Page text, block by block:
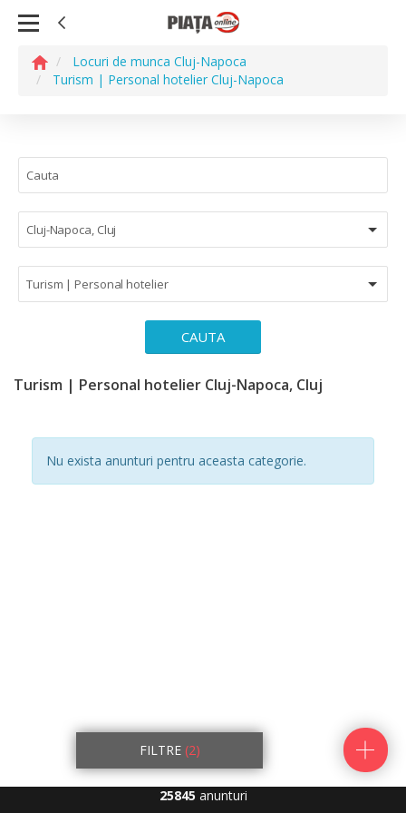
Locuri de munca Cluj-Napoca
Turism | Personal hotelier Cluj-Napoca
Cluj-Napoca, Cluj
Turism | Personal hotelier
CAUTA
Turism | Personal hotelier Cluj-Napoca, Cluj
Nu exista anunturi pentru aceasta categorie.
FILTRE (2)
25845 anunturi